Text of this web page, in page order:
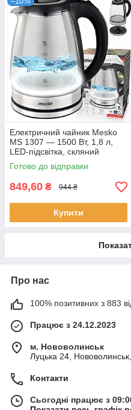
Електричний чайник Mesko
MS 1307 — 1500 Вт, 1,8 л,
LED-підсвітка, скляний
Готово до відправки
849,60 ₴ 944 ₴
Купити
Про нас
100% позитивних з 883
Працює з 24.12.2023
м. Нововолинськ
Луцька 24,
Контакти
Сьогодні працює з